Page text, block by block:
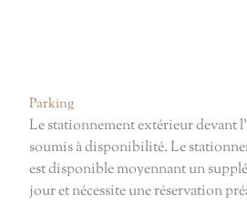
Parking
Le stationnement extérieur devant
soumis à disponibilité. Le
est disponible moyennant un
jour et nécessite une réservation